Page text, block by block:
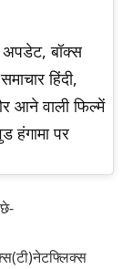
अपडेट, बॉक्स
हिंदी,
आने वाली फिल्में
हंगामा पर